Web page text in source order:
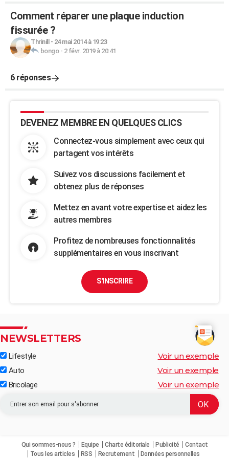
Comment réparer une plaque induction
fissurée ?
Thrinill - 24 mai 2014 à 19:23
bongo- 2 févr. 2019 à 20:41
6 réponses
DEVENEZ MEMBRE EN QUELQUES CLICS
Connectez-vous simplement avec ceux qui
partagent vos intérêts
Suivez vos discussions facilement et
obtenez plus de réponses
Mettez en avant votre expertise et aidez les
autres membres
Profitez de nombreuses fonctionnalités
supplémentaires en vous inscrivant
S'INSCRIRE
NEWSLETTERS
Lifestyle Voir un exemple
Auto Voir un exemple
Bricolage Voir un exemple
Qui sommes-nous ? Equipe Charte éditoriale Publicité
Contact
Tous les articles
RSS Recrutement Données personnelles